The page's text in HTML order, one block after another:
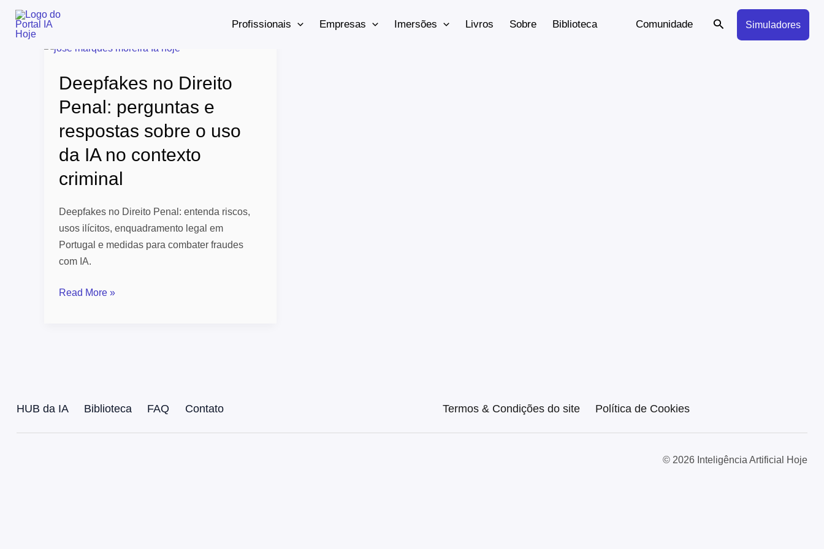
Skip
content
Profissionais Empresas Imersões Livros Sobre Biblioteca Comunidade SearchSimuladores
Deepfakes no Direito
Penal: perguntas e
respostas sobre o uso
da IA no contexto
criminal
Deepfakes no Direito Penal: entenda riscos,
usos ilícitos, enquadramento legal em
Portugal e medidas para combater fraudes
com IA.
Deepfakes
Direito
perguntas
e
respostas
sobre
o
da
IA
no
contexto
Read More »
HUB da IA Biblioteca FAQ Contato Termos & Condições do site Política de Cookies
© 2026 Inteligência Artificial Hoje